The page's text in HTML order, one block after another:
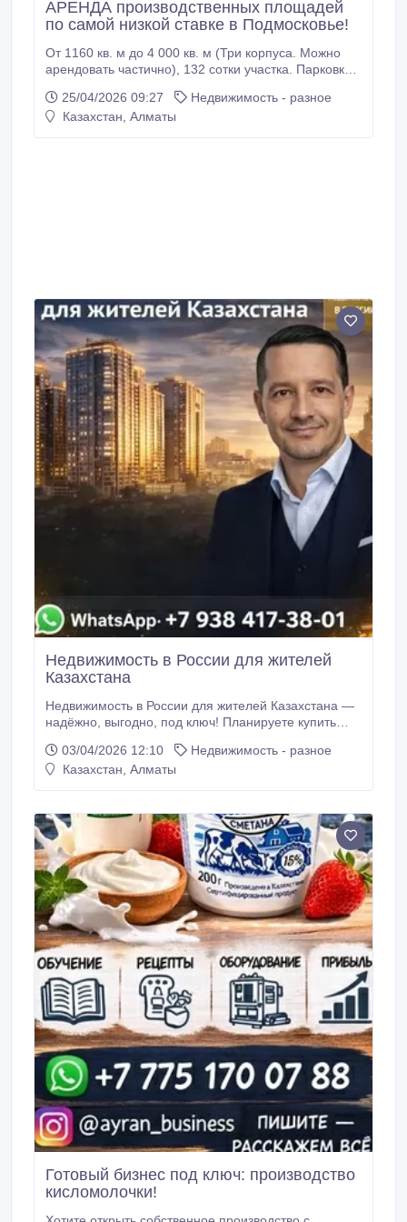
АРЕНДА производственных площадей
по самой низкой ставке в Подмосковье!
От 1160 кв. м до 4 000 кв. м (Три корпуса. Можно
арендовать частично), 132 сотки участка. Парковка.
каникулы. Гибкая система условий аренды.
Коммуникации: Электричество 252 кВт,
25/04/2026 09:27
Недвижимость - разное
Казахстан, Алматы
Нeдвижимость в России для жителей
Казахстана
Недвижимость в России для жителей Казахстана —
надёжно, выгодно, под ключ! Планируете купить
покупка для себя — подберу лучший вариант
именно под ваши цели. Опытный специалист с
безопасно и без лишних сложностей.
03/04/2026 12:10
Недвижимость - разное
Казахстан, Алматы
Готовый бизнес под ключ: производство
кисломолочки!